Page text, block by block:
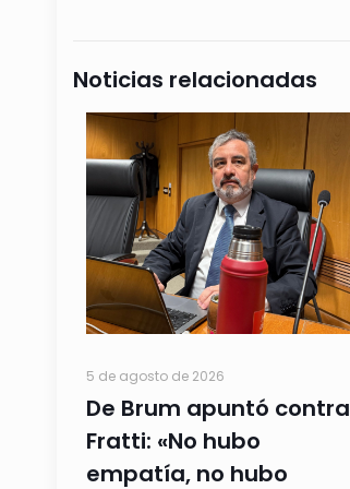
Noticias relacionadas
5 de agosto de 2026
De Brum apuntó contra
Fratti: «No hubo
empatía, no hubo